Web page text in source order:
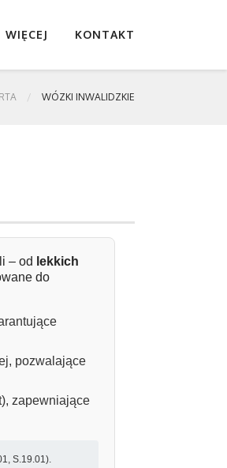
WIĘCEJ KONTAKT
WÓZKI INWALIDZKIE
– od lekkich
do
pozwalające
zapewniające
S.19.01).